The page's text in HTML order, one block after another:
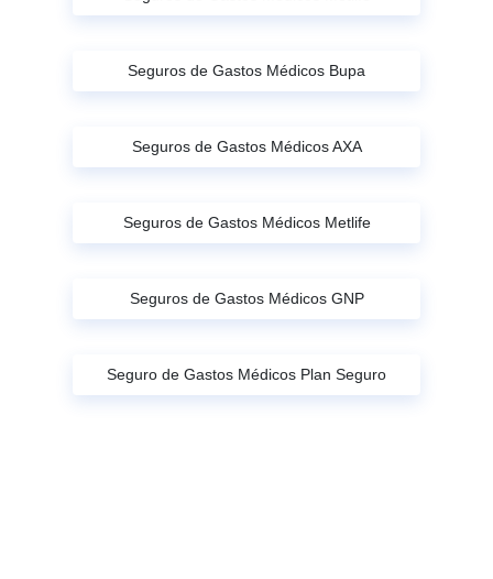
Seguros de Gastos Médicos Bupa
Seguros de Gastos Médicos AXA
Seguros de Gastos Médicos Metlife
Seguros de Gastos Médicos GNP
Seguro de Gastos Médicos Plan Seguro